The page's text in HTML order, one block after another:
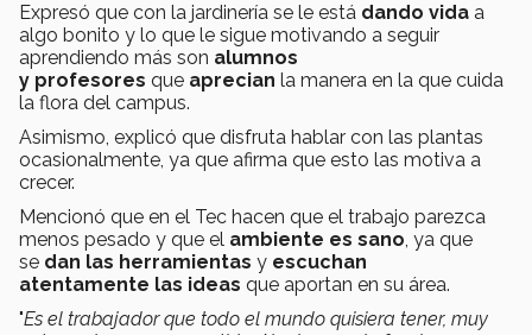
Expresó que con la jardinería se le está dando vida a
algo bonito y lo que le sigue motivando a seguir
aprendiendo más son alumnos
y profesores que aprecian la manera en la que cuida
la flora del campus.
Asimismo, explicó que disfruta hablar con las plantas
ocasionalmente, ya que afirma que esto las motiva a
crecer.
Mencionó que en el Tec hacen que el trabajo parezca
menos pesado y que el ambiente es sano, ya que
se dan las herramientas y escuchan
atentamente las ideas que aportan en su área.
"Es el trabajador que todo el mundo quisiera tener, muy